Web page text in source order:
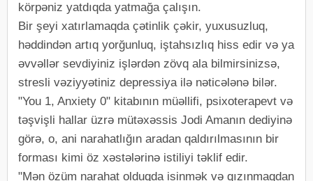
körpəniz yatdıqda yatmağa çalışın.
Bir şeyi xatırlamaqda çətinlik çəkir, yuxusuzluq,
həddindən artıq yorğunluq, iştahsızlıq hiss edir və ya
əvvəllər sevdiyiniz işlərdən zövq ala bilmirsinizsə,
stresli vəziyyətiniz depressiya ilə nəticələnə bilər.
"You 1, Anxiety 0" kitabının müəllifi, psixoterapevt və
təşvişli hallar üzrə mütəxəssis Jodi Amanın dediyinə
görə, o, ani narahatlığın aradan qaldırılmasının bir
forması kimi öz xəstələrinə istiliyi təklif edir.
"Mən özüm narahat olduqda isinmək və qızınmaqdan